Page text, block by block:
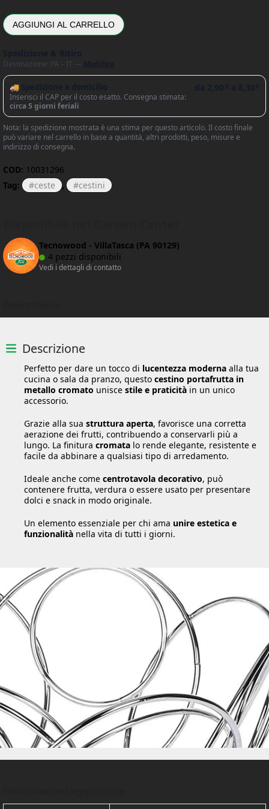
AGGIUNGI AL CARRELLO
Destinazione: PA – IT —
🚚 Spedizione a domicilio
Inserisci il CAP per il costo esatto. Consegna stimata:
circa 5 giorni feriali
Nota: la spedizione mostrata è una stima per questo articolo. Il costo finale
può variare nel carrello in base a quantità, altri prodotti, peso, misure e
indirizzo di consegna.
COD: 10031296
Tag:
ceste , cestini
Tecnowood - VillaTasca (PA 90129)
4 pezzi disponibili
Vedi i dettagli di contatto
Descrizione
Perfetto per dare un tocco di lucentezza moderna alla tua
cucina o sala da pranzo, questo cestino portafrutta in
metallo cromato unisce stile e praticità in un unico
accessorio.
Grazie alla sua struttura aperta, favorisce una corretta
aerazione dei frutti, contribuendo a conservarli più a
lungo. La finitura cromata lo rende elegante, resistente e
facile da abbinare a qualsiasi tipo di arredamento.
Ideale anche come centrotavola decorativo, può
contenere frutta, verdura o essere usato per presentare
dolci e snack in modo originale.
Un elemento essenziale per chi ama unire estetica e
funzionalità nella vita di tutti i giorni.